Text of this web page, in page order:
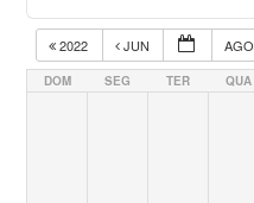
2022 JUN AGO
DOM SEG TER QUA